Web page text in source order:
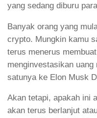
yang sedang diburu
Banyak orang yang
crypto. Mungkin kamu
terus menerus
menginvestasikan
satunya ke Elon Musk
Akan tetapi, apakah ini
akan terus berlanjut